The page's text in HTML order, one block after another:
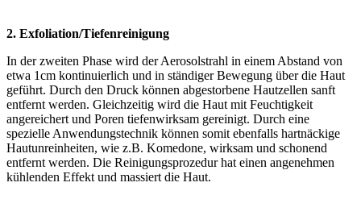
2. Exfoliation/Tiefenreinigung
In der zweiten Phase wird der Aerosolstrahl in einem Abstand von
etwa 1cm kontinuierlich und in ständiger Bewegung über die Haut
geführt. Durch den Druck können abgestorbene Hautzellen sanft
entfernt werden. Gleichzeitig wird die Haut mit Feuchtigkeit
angereichert und Poren tiefenwirksam gereinigt. Durch eine
spezielle Anwendungstechnik können somit ebenfalls hartnäckige
Hautunreinheiten, wie z.B. Komedone, wirksam und schonend
entfernt werden. Die Reinigungsprozedur hat einen angenehmen
kühlenden Effekt und massiert die Haut.